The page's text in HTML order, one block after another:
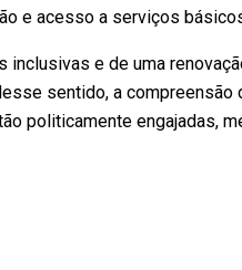
e acesso a serviços
e de uma
sentido, a compreensão
politicamente engajadas,